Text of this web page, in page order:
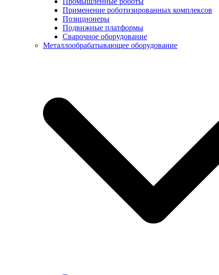
Применение роботизированных комплексов
Позиционеры
Подвижные платформы
Сварочное оборудование
Металлообрабатывающее оборудование